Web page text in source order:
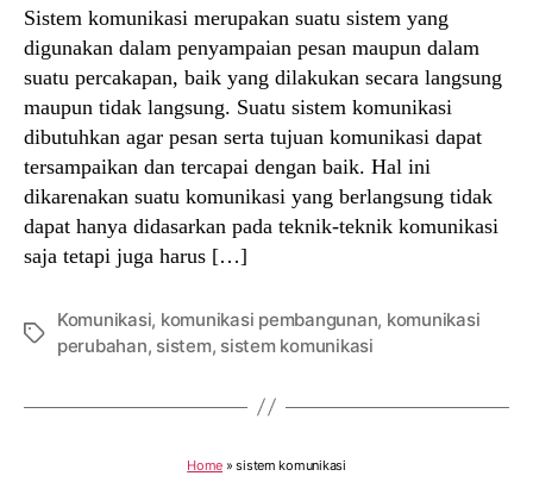
Sistem komunikasi merupakan suatu sistem yang
digunakan dalam penyampaian pesan maupun dalam
suatu percakapan, baik yang dilakukan secara langsung
maupun tidak langsung. Suatu sistem komunikasi
dibutuhkan agar pesan serta tujuan komunikasi dapat
tersampaikan dan tercapai dengan baik. Hal ini
dikarenakan suatu komunikasi yang berlangsung tidak
dapat hanya didasarkan pada teknik-teknik komunikasi
saja tetapi juga harus […]
Tags
Komunikasi, komunikasi pembangunan, komunikasi
perubahan, sistem, sistem komunikasi
Home »sistem komunikasi